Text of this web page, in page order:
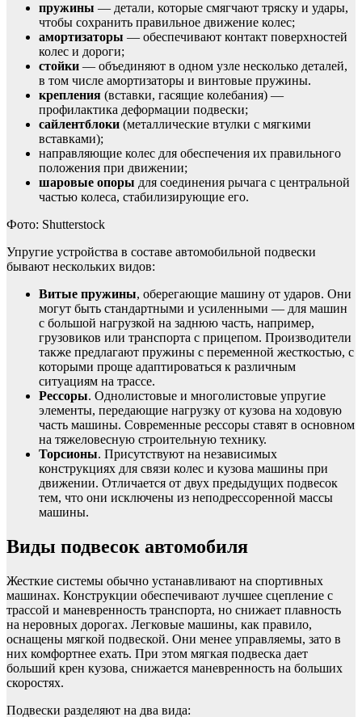
пружины — детали, которые смягчают тряску и удары,
чтобы сохранить правильное движение колес;
амортизаторы — обеспечивают контакт поверхностей
колес и дороги;
стойки — объединяют в одном узле несколько деталей,
в том числе амортизаторы и винтовые пружины.
крепления (вставки, гасящие колебания) —
профилактика деформации подвески;
сайлентблоки (металлические втулки с мягкими
вставками);
направляющие колес для обеспечения их правильного
положения при движении;
шаровые опоры для соединения рычага с центральной
частью колеса, стабилизирующие его.
Фото: Shutterstock
Упругие устройства в составе автомобильной подвески
бывают нескольких видов:
Витые пружины, оберегающие машину от ударов. Они
могут быть стандартными и усиленными — для машин
с большой нагрузкой на заднюю часть, например,
грузовиков или транспорта с прицепом. Производители
также предлагают пружины с переменной жесткостью, с
которыми проще адаптироваться к различным
ситуациям на трассе.
Рессоры. Однолистовые и многолистовые упругие
элементы, передающие нагрузку от кузова на ходовую
часть машины. Современные рессоры ставят в основном
на тяжеловесную строительную технику.
Торсионы. Присутствуют на независимых
конструкциях для связи колес и кузова машины при
движении. Отличается от двух предыдущих подвесок
тем, что они исключены из неподрессоренной массы
машины.
Виды подвесок автомобиля
Жесткие системы обычно устанавливают на спортивных
машинах. Конструкции обеспечивают лучшее сцепление с
трассой и маневренность транспорта, но снижает плавность
на неровных дорогах. Легковые машины, как правило,
оснащены мягкой подвеской. Они менее управляемы, зато в
них комфортнее ехать. При этом мягкая подвеска дает
больший крен кузова, снижается маневренность на больших
скоростях.
Подвески разделяют на два вида: